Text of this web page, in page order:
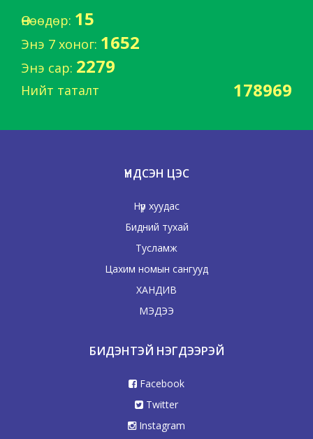
Өнөөдөр: 15
Энэ 7 хоног: 1652
Энэ сар: 2279
Нийт таталт 178969
ҮНДСЭН ЦЭС
Нүүр хуудас
Бидний тухай
Тусламж
Цахим номын сангууд
ХАНДИВ
МЭДЭЭ
БИДЭНТЭЙ НЭГДЭЭРЭЙ
Facebook
Twitter
Instagram